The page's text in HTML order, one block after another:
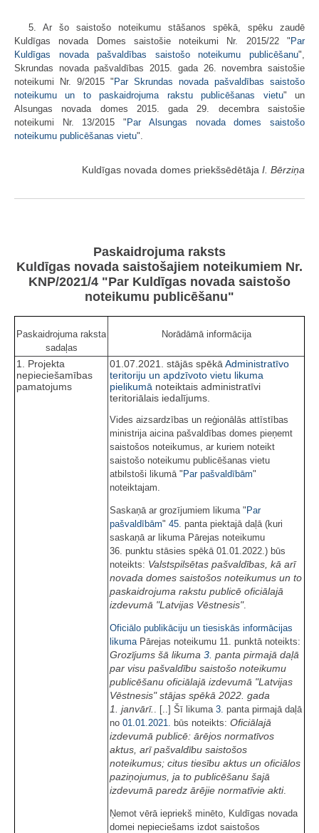
5. Ar šo saistošo noteikumu stāšanos spēkā, spēku zaudē
Kuldīgas novada Domes saistošie noteikumi Nr. 2015/22 "Par
Kuldīgas novada pašvaldības saistošo noteikumu publicēšanu",
Skrundas novada pašvaldības 2015. gada 26. novembra saistošie
noteikumi Nr. 9/2015 "Par Skrundas novada pašvaldības saistošo
noteikumu un to paskaidrojuma rakstu publicēšanas vietu" un
Alsungas novada domes 2015. gada 29. decembra saistošie
noteikumi Nr. 13/2015 "Par Alsungas novada domes saistošo
noteikumu publicēšanas vietu".
Kuldīgas novada domes priekšsēdētāja I. Bērziņa
Paskaidrojuma raksts
Kuldīgas novada saistošajiem noteikumiem Nr.
KNP/2021/4 "Par Kuldīgas novada saistošo
noteikumu publicēšanu"
Paskaidrojuma raksta
sadaļas
Norādāmā informācija
1. Projekta
nepieciešamības
pamatojums
01.07.2021. stājās spēkā Administratīvo
teritoriju un apdzīvoto vietu likuma
pielikumā noteiktais administratīvi
teritoriālais iedalījums.
Vides aizsardzības un reģionālās attīstības
ministrija aicina pašvaldības domes pieņemt
saistošos noteikumus, ar kuriem noteikt
saistošo noteikumu publicēšanas vietu
atbilstoši likumā " Par pašvaldībām"
noteiktajam.
Saskaņā ar grozījumiem likuma " Par
pašvaldībām" 45. panta piektajā daļā (kuri
saskaņā ar likuma Pārejas noteikumu
36. punktu stāsies spēkā 01.01.2022.) būs
noteikts: Valstspilsētas pašvaldības, kā arī
novada domes saistošos noteikumus un to
paskaidrojuma rakstu publicē oficiālajā
izdevumā "Latvijas Vēstnesis".
Oficiālo publikāciju un tiesiskās informācijas
likumaPārejas noteikumu 11. punktā noteikts:
Grozījums šā likuma 3. panta pirmajā daļā
par visu pašvaldību saistošo noteikumu
publicēšanu oficiālajā izdevumā "Latvijas
Vēstnesis" stājas spēkā 2022. gada
1. janvārī. . [..] Šī likuma 3. panta pirmajā daļā
no 01.01.2021. būs noteikts: Oficiālajā
izdevumā publicē: ārējos normatīvos
aktus, arī pašvaldību saistošos
noteikumus; citus tiesību aktus un oficiālos
paziņojumus, ja to publicēšanu šajā
izdevumā paredz ārējie normatīvie akti.
Ņemot vērā iepriekš minēto, Kuldīgas novada
domei nepieciešams izdot saistošos